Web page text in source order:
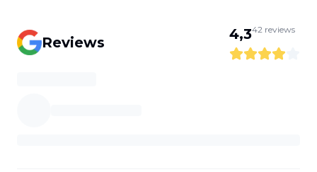
Reviews 4,342 reviews